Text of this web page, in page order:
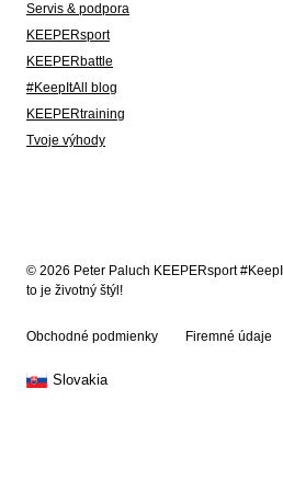
Servis & podpora
KEEPERsport
KEEPERbattle
#KeepItAll blog
KEEPERtraining
Tvoje výhody
© 2026 Peter Paluch KEEPERsport
to je životný štýl!
Obchodné podmienky Firemné údaje
Slovakia